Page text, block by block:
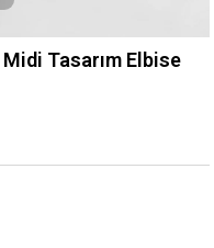
Midi Tasarım Elbise